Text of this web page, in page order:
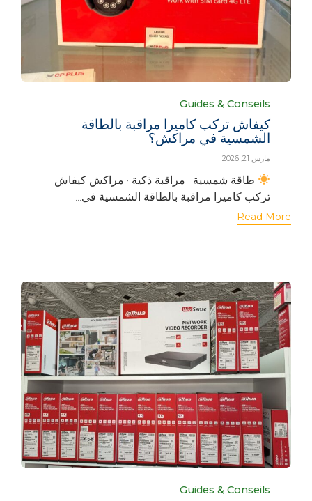
Category
Guides & Conseils
كيفاش تركب كاميرا مراقبة بالطاقة
الشمسية في مراكش؟
مارس 21, 2026
طاقة شمسية · مراقبة ذكية · مراكش كيفاش
تركب كاميرا مراقبة بالطاقة الشمسية في...
Read More
Category
Guides & Conseils